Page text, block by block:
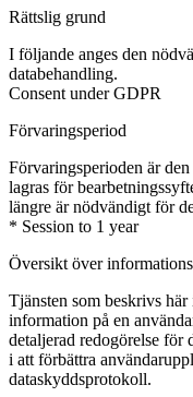
Rättslig grund
I följande anges den
databehandling.
Consent under GDPR
Förvaringsperiod
Förvaringsperioden är
lagras för
längre är nödvändigt för
* Session to 1 year
Översikt över
Tjänsten som beskrivs
information på en
detaljerad redogörelse för
i att förbättra
dataskyddsprotokoll.